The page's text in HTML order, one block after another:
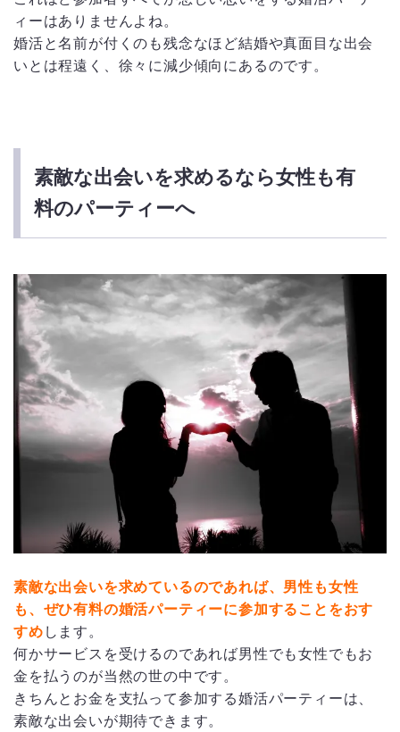
ィーはありませんよね。
婚活と名前が付くのも残念なほど結婚や真面目な出会
いとは程遠く、徐々に減少傾向にあるのです。
素敵な出会いを求めるなら女性も有
料のパーティーへ
素敵な出会いを求めているのであれば、男性も女性
も、ぜひ有料の婚活パーティーに参加することをおす
すめ します。
何かサービスを受けるのであれば男性でも女性でもお
金を払うのが当然の世の中です。
きちんとお金を支払って参加する婚活パーティーは、
素敵な出会いが期待できます。